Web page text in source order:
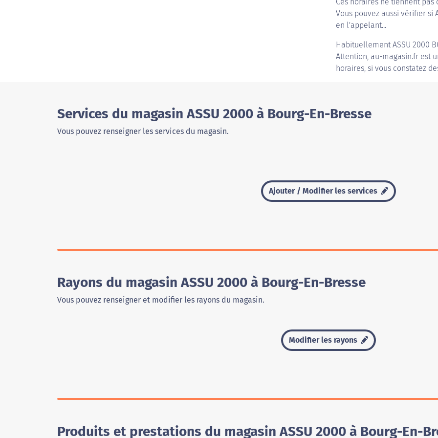
Vous pouvez aussi vérifier si
en l'appelant...
HabituellementASSU 2000
Attention, au-magasin.fr est
horaires, si vous constatez
Services du magasin ASSU 2000 à Bourg-En-Bresse
Vous pouvez renseigner les services du magasin.
Ajouter / Modifier les services
Rayons du magasin ASSU 2000 à Bourg-En-Bresse
Vous pouvez renseigner et modifier les rayons du magasin.
Modifier les rayons
Produits et prestations du magasin ASSU 2000 à Bourg-En-